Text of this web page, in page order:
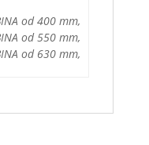
od 400 mm,
od 550 mm,
od 630 mm,